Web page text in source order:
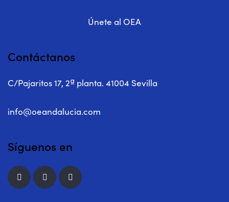
Únete al OEA
Contáctanos
C/Pajaritos 17, 2ª planta. 41004 Sevilla
info@oeandalucia.com
Síguenos en